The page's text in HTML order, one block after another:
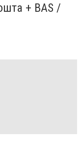
+ BAS /